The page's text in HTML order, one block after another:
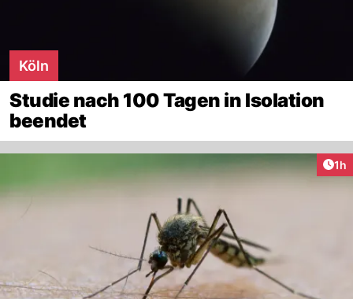
Köln
Studie nach 100 Tagen in Isolation
beendet
1h